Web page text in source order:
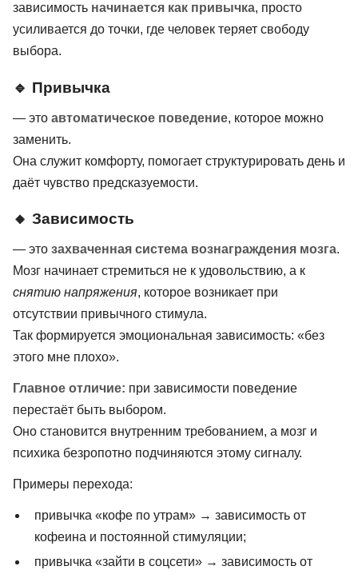
зависимость начинается как привычка, просто
усиливается до точки, где человек теряет свободу
выбора.
🔹 Привычка
— это автоматическое поведение, которое можно
заменить.
Она служит комфорту, помогает структурировать день и
даёт чувство предсказуемости.
🔸 Зависимость
— это захваченная система вознаграждения мозга.
Мозг начинает стремиться не к удовольствию, а к
снятию напряжения, которое возникает при
отсутствии привычного стимула.
Так формируется эмоциональная зависимость: «без
этого мне плохо».
Главное отличие: при зависимости поведение
перестаёт быть выбором.
Оно становится внутренним требованием, а мозг и
психика безропотно подчиняются этому сигналу.
Примеры перехода:
привычка «кофе по утрам» → зависимость от
кофеина и постоянной стимуляции;
привычка «зайти в соцсети» → зависимость от